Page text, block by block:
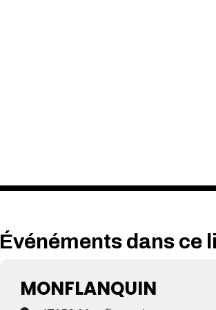
Événéments dans ce
MONFLANQUIN